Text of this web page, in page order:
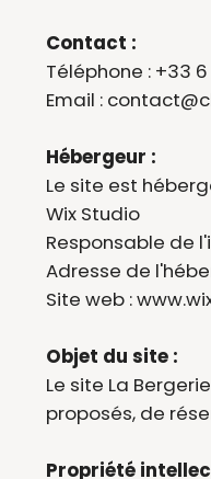
Contact :
Téléphone : +33
Email :
Hébergeur :
Le site est
Wix Studio
Responsable de
Adresse de
Site web :
Objet du site :
Le site La
proposés, de
Propriété